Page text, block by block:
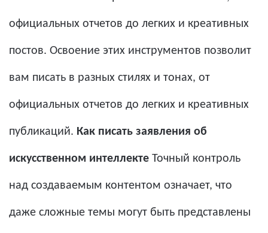
официальных отчетов до легких и креативных
постов. Освоение этих инструментов позволит
вам писать в разных стилях и тонах, от
официальных отчетов до легких и креативных
публикаций. Как писать заявления об
искусственном интеллекте Точный контроль
над создаваемым контентом означает, что
даже сложные темы могут быть представлены